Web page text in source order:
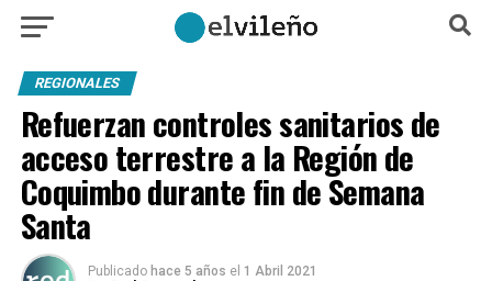
REGIONALES
Refuerzan controles sanitarios de
acceso terrestre a la Región de
Coquimbo durante fin de Semana
Santa
Publicado hace 5 años el 1 Abril 2021